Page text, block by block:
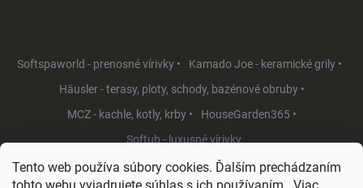
Tento web používa súbory cookies. Ďalším prechádzaním
Softspaworld - prenosné vírivky •
Kamado Joe - keramické grily •
Häusler - terasy, ploty, schody, bazénové obruby •
MCZ - kachle, kotly, krby •
HouseGarden365 •
Softub - luxusné vírivky